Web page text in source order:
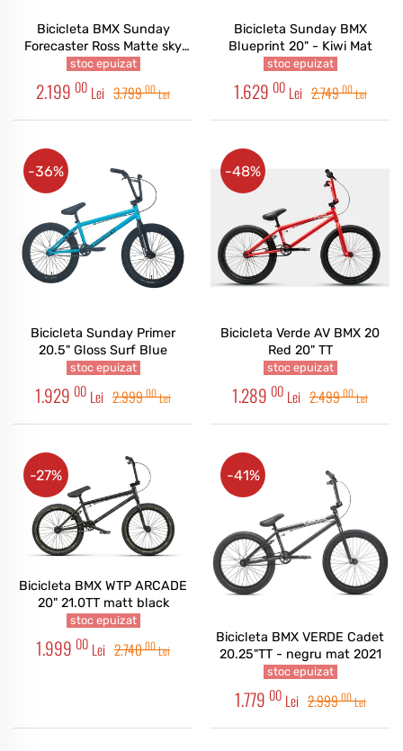
Bicicleta BMX Sunday
Forecaster Ross Matte sky
blue 20"
stoc epuizat
2.199 00 Lei 3.79900Lei
Bicicleta Sunday BMX
Blueprint 20" - Kiwi Mat
stoc epuizat
1.629 00 Lei 2.74900Lei
Bicicleta Sunday Primer
20.5" Gloss Surf Blue
stoc epuizat
1.929 00 Lei 2.99900Lei
-36%
Bicicleta Verde AV BMX 20
Red 20" TT
stoc epuizat
1.289 00 Lei 2.49900Lei
-48%
Bicicleta BMX WTP ARCADE
20" 21.0TT matt black
stoc epuizat
1.999 00 Lei 2.74000Lei
-27%
Bicicleta BMX VERDE Cadet
20.25"TT - negru mat 2021
stoc epuizat
1.779 00 Lei 2.99900Lei
-41%